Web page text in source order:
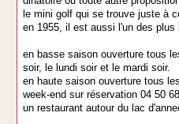
le mini golf qui se trouve juste à
en 1955, il est aussi l'un des
en basse saison ouverture tous
soir, le lundi soir et le mardi soir.
en haute saison ouverture tous
week-end sur réservation 04 50
un restaurant autour du lac